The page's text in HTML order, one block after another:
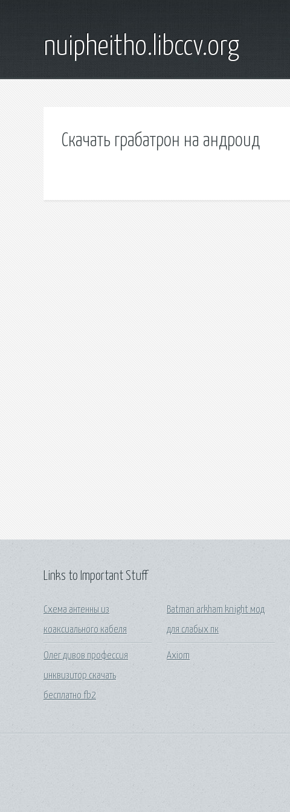
nuipheitho.libccv.org
Скачать грабатрон на андроид
Links to Important Stuff
Схема антенны из
коаксиального кабеля
Олег дивов профессия
инквизитор скачать
бесплатно fb2
Batman arkham knight мод
для слабых пк
Axiom